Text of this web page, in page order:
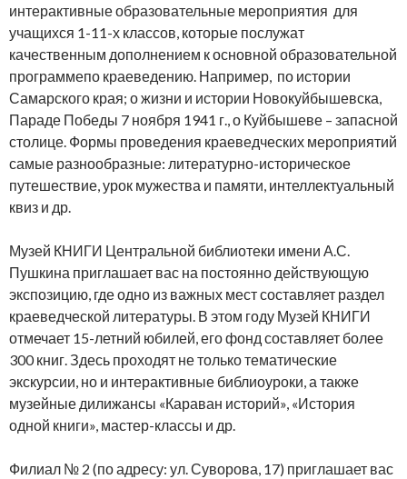
интерактивные образовательные мероприятия для
учащихся 1-11-х классов, которые послужат
качественным дополнением к основной образовательной
программепо краеведению. Например, по истории
Самарского края; о жизни и истории Новокуйбышевска,
Параде Победы 7 ноября 1941 г., о Куйбышеве – запасной
столице. Формы проведения краеведческих мероприятий
самые разнообразные: литературно-историческое
путешествие, урок мужества и памяти, интеллектуальный
квиз и др.
Музей КНИГИ Центральной библиотеки имени А.С.
Пушкина приглашает вас на постоянно действующую
экспозицию, где одно из важных мест составляет раздел
краеведческой литературы. В этом году Музей КНИГИ
отмечает 15-летний юбилей, его фонд составляет более
300 книг. Здесь проходят не только тематические
экскурсии, но и интерактивные библиоуроки, а также
музейные дилижансы «Караван историй», «История
одной книги», мастер-классы и др.
Филиал № 2 (по адресу: ул. Суворова, 17) приглашает вас